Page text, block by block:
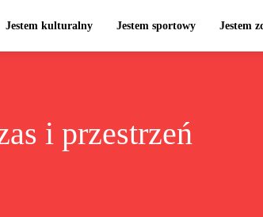
Jestem kulturalny Jestem sportowy Jestem
i przestrzeń